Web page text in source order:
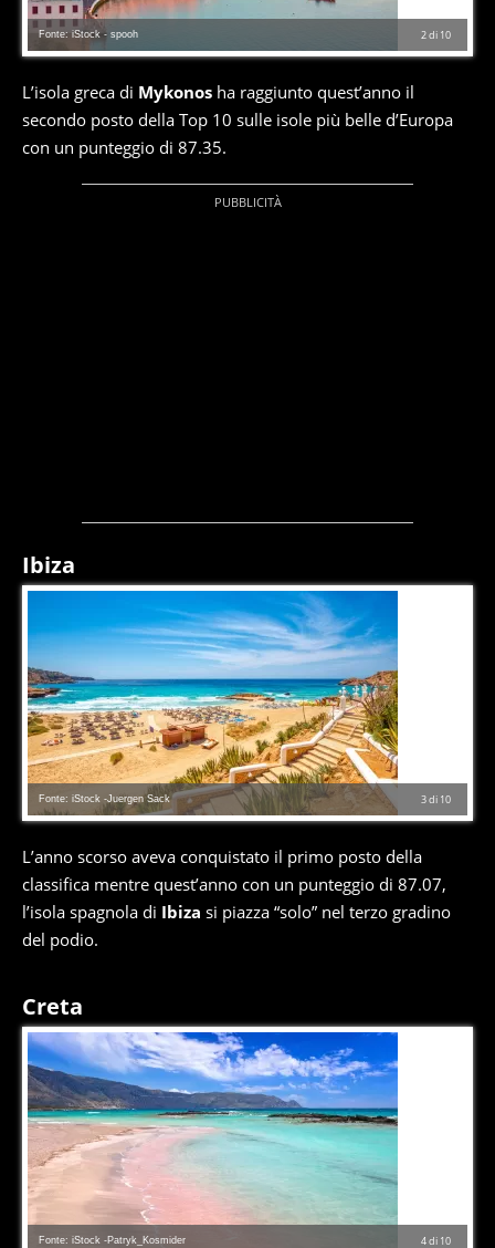
2di 10
Fonte: iStock - spooh
L’isola greca di Mykonos ha raggiunto quest’anno il
secondo posto della Top 10 sulle isole più belle d’Europa
con un punteggio di 87.35.
Ibiza
3di 10
Fonte: iStock -Juergen Sack
L’anno scorso aveva conquistato il primo posto della
classifica mentre quest’anno con un punteggio di 87.07,
l’isola spagnola di Ibiza si piazza “solo” nel terzo gradino
del podio.
Creta
4di 10
Fonte: iStock -Patryk_Kosmider